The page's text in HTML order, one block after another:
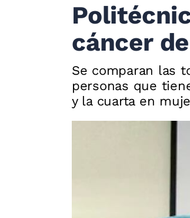
cáncer
Se comparan las
personas que
y la cuarta en